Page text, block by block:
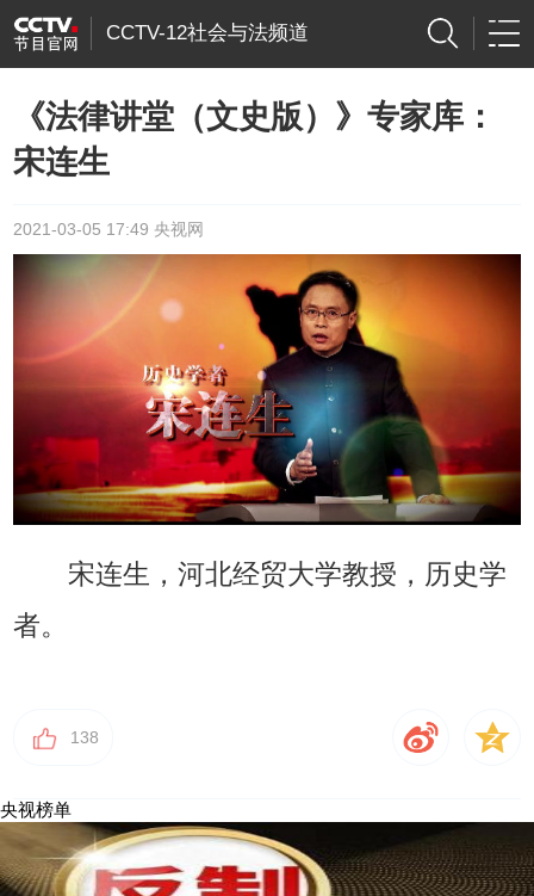
CCTV-12社会与法频道
《法律讲堂（文史版）》专家库：
宋连生
2021-03-05 17:49 央视网
宋连生，河北经贸大学教授，历史学
者。
138
央视榜单